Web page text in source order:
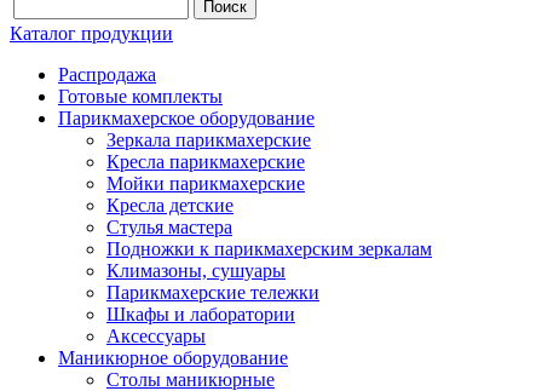
Каталог продукции
Распродажа
Готовые комплекты
Парикмахерское оборудование
Зеркала парикмахерские
Кресла парикмахерские
Мойки парикмахерские
Кресла детские
Стулья мастера
Подножки к парикмахерским зеркалам
Климазоны, сушуары
Парикмахерские тележки
Шкафы и лаборатории
Аксессуары
Маникюрное оборудование
Столы маникюрные